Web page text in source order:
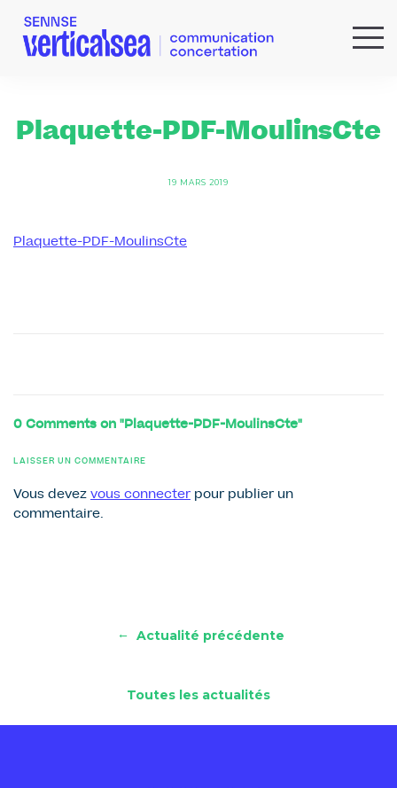
RÉFÉRENCES
Plaquette-PDF-MoulinsCte
19 MARS 2019
Plaquette-PDF-MoulinsCte
0 Comments on "Plaquette-PDF-MoulinsCte"
LAISSER UN COMMENTAIRE
Vous devez vous connecter pour publier un
commentaire.
← Actualité précédente
Toutes les actualités